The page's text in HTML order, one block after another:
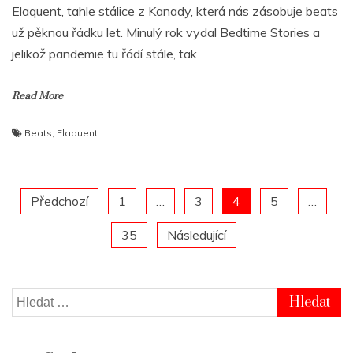
Elaquent, tahle stálice z Kanady, která nás zásobuje beats
už pěknou řádku let. Minulý rok vydal Bedtime Stories a
jelikož pandemie tu řádí stále, tak
Read More
Beats Elaquent
Posts
pagination
Předchozí 1 3 4 5
35 Následující
Vyhledávání